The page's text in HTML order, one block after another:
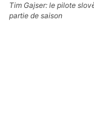
Tim Gajser: le pilote
partie de saison